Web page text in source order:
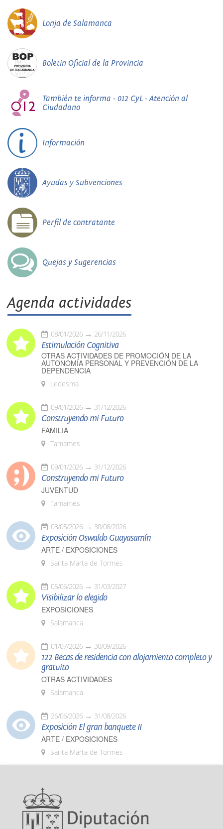
Lonja de Salamanca
Boletín Oficial de la Provincia
También te informa - 012 CyL - Atención al
Ciudadano
Información
Ayudas y Subvenciones
Perfil de contratante
Quejas y Sugerencias
Agenda actividades
08/01/2026 26/11/2026
Estimulación Cognitiva
OTRAS ACTIVIDADES DE PROMOCIÓN DE LA
AUTONOMÍA PERSONAL Y PREVENCIÓN DE LA
DEPENDENCIA
Ledesma
09/01/2026 31/12/2026
Construyendo mi Futuro
FAMILIA
Tamames
09/01/2026 31/12/2026
Construyendo mi Futuro
JUVENTUD
Tamames
08/05/2026 30/08/2026
Exposición Oswaldo Guayasamín
ARTE / EXPOSICIONES
Santa Marta de Tormes
05/06/2026 31/03/2027
Visibilizar lo elegido
EXPOSICIONES
Salamanca
01/07/2026 30/09/2026
122 Becas de residencia con alojamiento completo y
gratuito
OTRAS ACTIVIDADES
Salamanca
26/06/2026 31/08/2026
Exposición El gran banquete II
ARTE / EXPOSICIONES
Santa Marta de Tormes